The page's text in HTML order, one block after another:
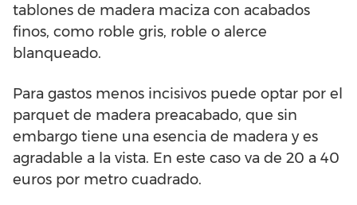
tablones de madera maciza con acabados
finos, como roble gris, roble o alerce
blanqueado.
Para gastos menos incisivos puede optar por el
parquet de madera preacabado, que sin
embargo tiene una esencia de madera y es
agradable a la vista. En este caso va de 20 a 40
euros por metro cuadrado.